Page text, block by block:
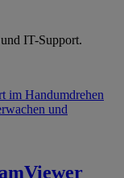
IT-Support.
im Handumdrehen
und